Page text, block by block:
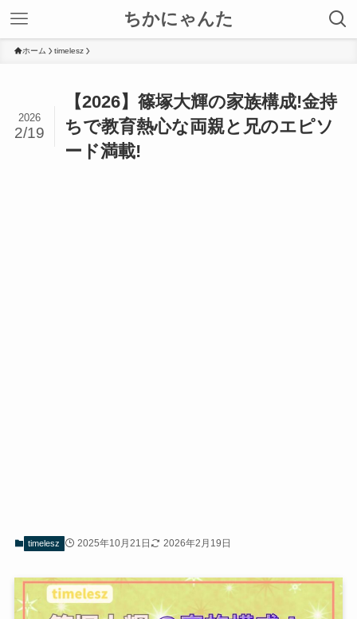
ちかにゃんた
ホーム timelesz
【2026】篠塚大輝の家族構成!金持
ちで教育熱心な両親と兄のエピソ
ード満載!
2026
2/19
timelesz 2025年10月21日 2026年2月19日